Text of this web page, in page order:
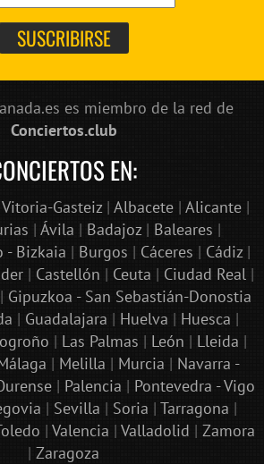
es miembro de la red de
Conciertos.club
EN:
Gasteiz| Albacete| Alicante|
| Ávila | Badajoz| Baleares |
- Bizkaia | Burgos | Cáceres | Cádiz|
| Castellón | Ceuta | Ciudad Real |
| Gipuzkoa - San Sebastián-Donostia
| Guadalajara | Huelva | Huesca |
| Las Palmas | León | Lleida |
| Melilla | Murcia | Navarra -
| Palencia | Pontevedra - Vigo
| Sevilla | Soria | Tarragona |
| Valencia | Valladolid | Zamora
| Zaragoza